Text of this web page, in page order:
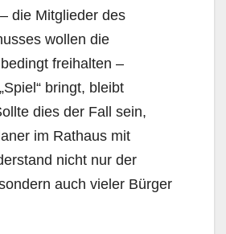
die Mitglieder des
wol­len die
freihalten –
bringt, bleibt
dies der Fall sein,
im Rathaus mit
nicht nur der
auch vieler Bürger